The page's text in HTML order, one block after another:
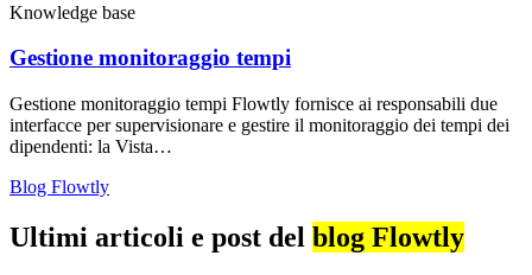
Knowledge base
Gestione monitoraggio tempi
Gestione monitoraggio tempi Flowtly fornisce ai responsabili due
interfacce per supervisionare e gestire il monitoraggio dei tempi dei
dipendenti: la Vista…
Blog Flowtly
Ultimi articoli e post del blog Flowtly